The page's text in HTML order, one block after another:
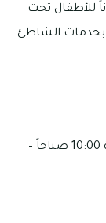
مجاناً للأطفال تحت
بخدمات الشاطئ
تبدأ أوقات العمل في الشاطئ من الساعة 10:00 صباحاً –